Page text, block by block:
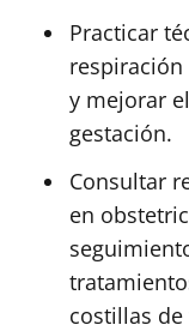
Practicar
y mejorar
gestación.
Consultar
en
costillas